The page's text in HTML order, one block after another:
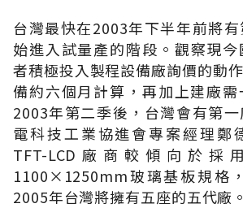
台灣最快在2003年下半年前將
始進入試量產的階段。觀察現今
者積極投入製程設備廠詢價的動
備約六個月計算，再加上建廠
2003年第二季後，台灣會有第
電科技工業協進會專案經理鄭
TFT-LCD廠商較傾向於採
1100×1250mm玻璃基板規格
2005年台灣將擁有五座的五代廠。